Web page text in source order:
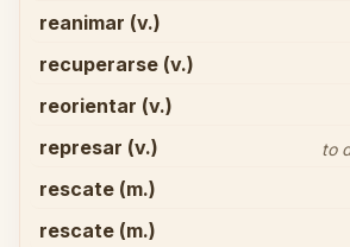
reanimar (v.)
recuperarse (v.)
reorientar (v.)
represar (v.) to
rescate (m.)
rescate (m.)